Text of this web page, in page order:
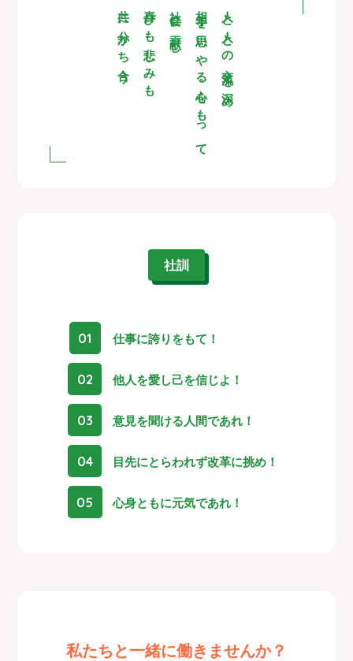
人と人との交流を深め
相手を思いやる心をもって
社会に貢献し
喜びも悲しみも
共に分かち合う
社訓
01 仕事に誇りをもて！
02 他人を愛し己を信じよ！
03 意見を聞ける人間であれ！
04 目先にとらわれず改革に挑め！
05 心身ともに元気であれ！
私たちと一緒に働きませんか？